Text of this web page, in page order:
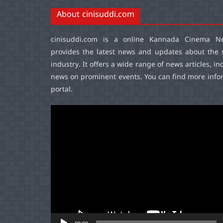
About cinisuddi.com
cinisuddi.com is a online Kannada Cinema
provides the latest news and updates about the
industry. It offers a wide range of news articles,
news on prominent events. You can find more
portal.